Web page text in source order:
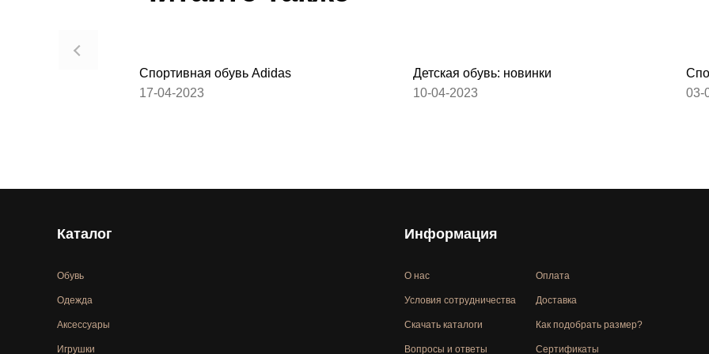
Спортивная обувь Adidas
17-04-2023
Детская обувь: новинки
10-04-2023
03-
Каталог
Обувь
Одежда
Аксессуары
Игрушки
Информация
О нас
Условия сотрудничества
Скачать каталоги
Вопросы и ответы
Оплата
Доставка
Как подобрать размер?
Сертификаты